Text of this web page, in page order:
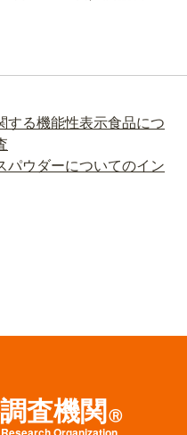
する機能性表示食品につ
パウダーについてのイン
査機関Ⓡ